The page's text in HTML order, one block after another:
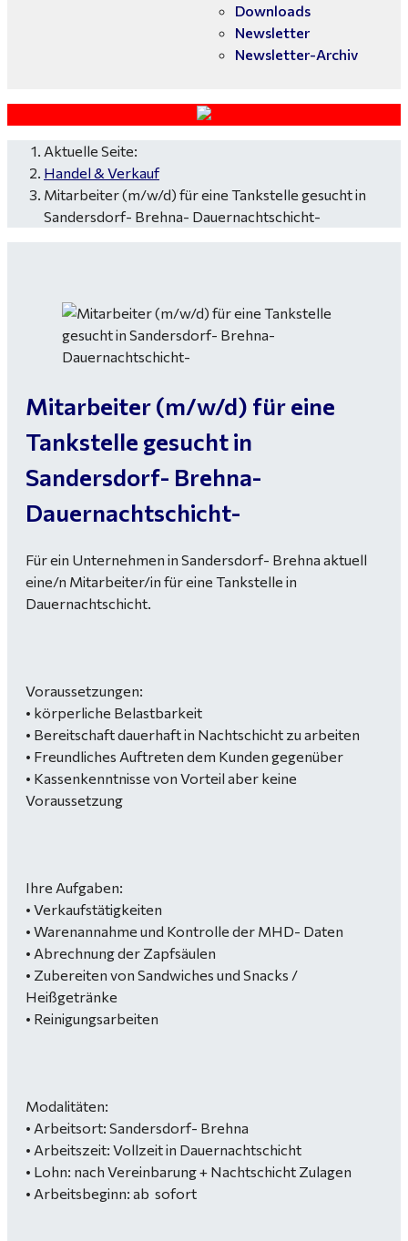
Downloads
Newsletter
Newsletter-Archiv
Aktuelle Seite:
Handel & Verkauf
Mitarbeiter (m/w/d) für eine Tankstelle gesucht in
Sandersdorf- Brehna- Dauernachtschicht-
Mitarbeiter (m/w/d) für eine
Tankstelle gesucht in
Sandersdorf- Brehna-
Dauernachtschicht-
Für ein Unternehmen in Sandersdorf- Brehna aktuell
eine/n Mitarbeiter/in für eine Tankstelle in
Dauernachtschicht.
Voraussetzungen:
• körperliche Belastbarkeit
• Bereitschaft dauerhaft in Nachtschicht zu arbeiten
• Freundliches Auftreten dem Kunden gegenüber
• Kassenkenntnisse von Vorteil aber keine
Voraussetzung
Ihre Aufgaben:
• Verkaufstätigkeiten
• Warenannahme und Kontrolle der MHD- Daten
• Abrechnung der Zapfsäulen
• Zubereiten von Sandwiches und Snacks /
Heißgetränke
• Reinigungsarbeiten
Modalitäten:
• Arbeitsort: Sandersdorf- Brehna
• Arbeitszeit: Vollzeit in Dauernachtschicht
• Lohn: nach Vereinbarung + Nachtschicht Zulagen
• Arbeitsbeginn: ab sofort